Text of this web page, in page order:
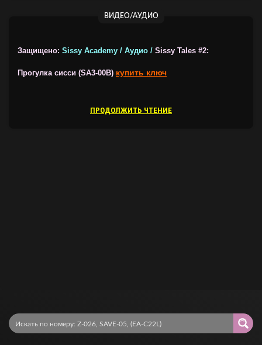
ВИДЕО/АУДИО
Защищено: Sissy Academy / Аудио / Sissy Tales #2:
Прогулка сисси (SA3-00B) купить ключ
ПРОДОЛЖИТЬ ЧТЕНИЕ